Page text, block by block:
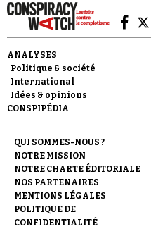
Faire
ANALYSES
Politique & société
International
Idées & opinions
CONSPIPÉDIA
QUI SOMMES-NOUS ?
NOTRE MISSION
NOTRE CHARTE ÉDITORIALE
NOS PARTENAIRES
MENTIONS LÉGALES
POLITIQUE DE
CONFIDENTIALITÉ